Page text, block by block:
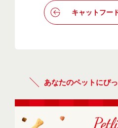
キャットフー
あなたのペットにぴ